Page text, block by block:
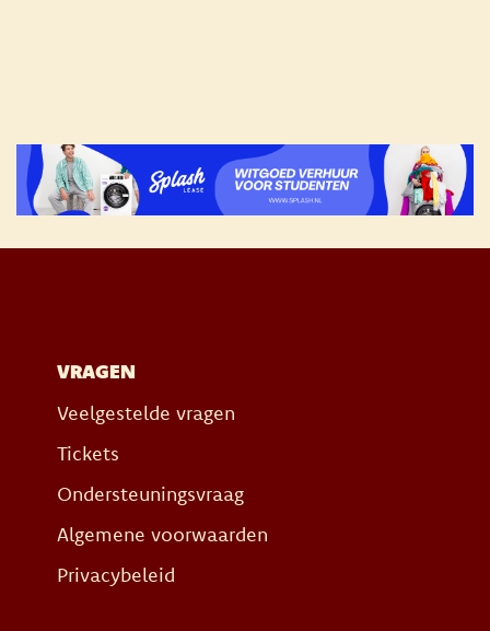
VRAGEN
Veelgestelde vragen
Tickets
Ondersteuningsvraag
Algemene voorwaarden
Privacybeleid